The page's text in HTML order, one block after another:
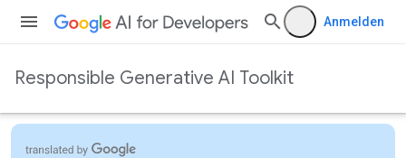
Anmelden
Responsible Generative AI Toolkit